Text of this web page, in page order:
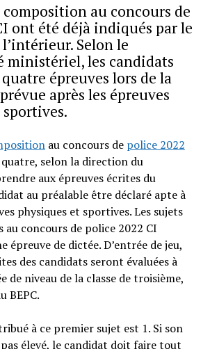
composition au concours de
ont été déjà indiqués par le
Selon le
ministériel, les candidats
épreuves lors de la
après les épreuves
au concours de police 2022
selon la direction du
aux épreuves écrites du
au préalable être déclaré apte à
physiques et sportives. Les sujets
au concours de police 2022 CI
épreuve de dictée. D’entrée de jeu,
des candidats seront évaluées à
de niveau de la classe de troisième,
BEPC.
à ce premier sujet est 1. Si son
élevé, le candidat doit faire tout